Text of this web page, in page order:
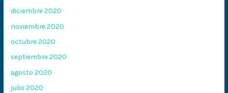
diciembre 2020
noviembre 2020
octubre 2020
septiembre 2020
agosto 2020
julio 2020